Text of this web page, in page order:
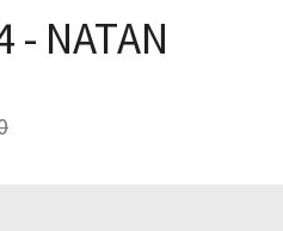
- NATAN